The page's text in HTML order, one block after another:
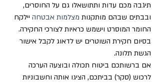
תיגבה מכם עדות ותתושאלו גם על החוסרים,
ובבתים שבהם מותקנות מצלמות אבטחה יילקח
החומר המוסרט וישמש כראיות לצורכי החקירה.
בסיום חקירת השוטרים יש לדאוג לקבל אישור
הגשת תלונה.
אם ברשותכם ביטוח תכולה ובוצעה הערכה
לרכוש (סקר) בביתכם, הציגו אותה וחשבוניות